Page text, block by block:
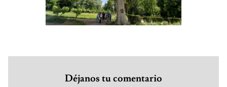
Déjanos tu comentario